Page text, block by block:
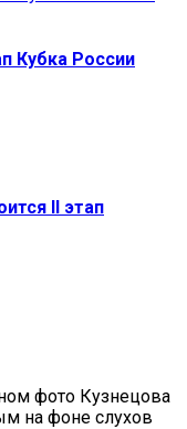
Кубка России
II этап
фото Кузнецова
на фоне слухов